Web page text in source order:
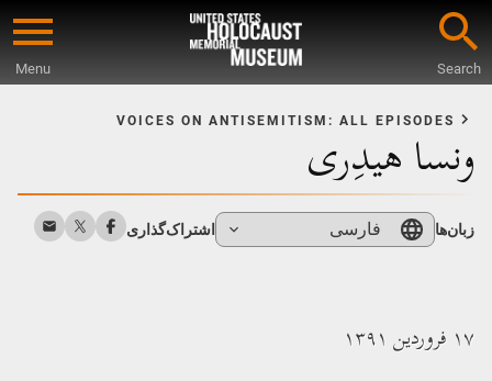
Skip
to
Menu Search
Content
VOICES ON ANTISEMITISM: ALL EPISODES
ونسا هیدِری
زبان‌ها فارسی اشتراک‌گذاری
۱۷ فروردین ۱۳۹۱